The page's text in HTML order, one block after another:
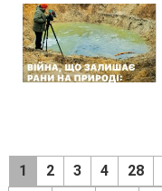
1 2 3 4 28